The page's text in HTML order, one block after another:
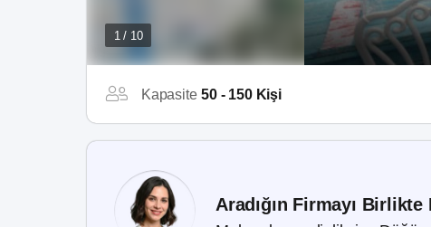
1 / 10
Kapasite 50 - 150 Kişi
Aradığın Firmayı Birlikte